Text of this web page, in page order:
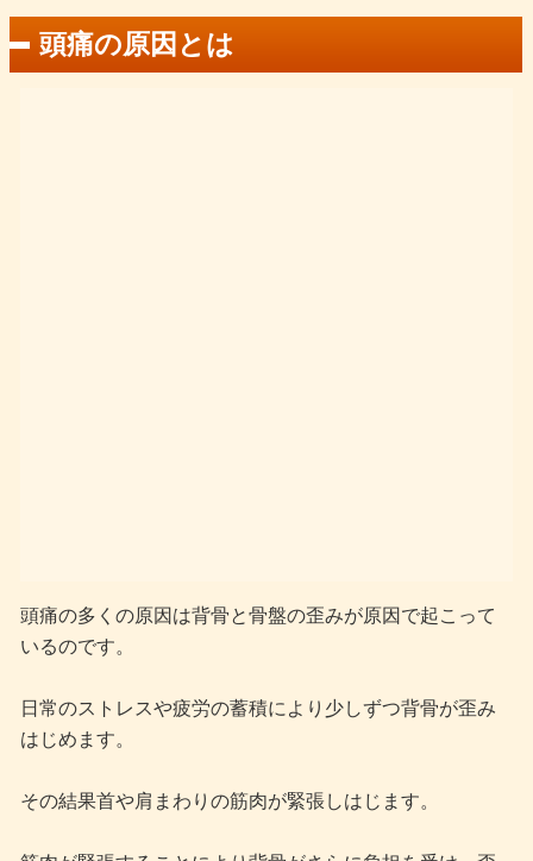
頭痛の原因とは
頭痛の多くの原因は背骨と骨盤の歪みが原因で起こって
いるのです。
日常のストレスや疲労の蓄積により少しずつ背骨が歪み
はじめます。
その結果首や肩まわりの筋肉が緊張しはじます。